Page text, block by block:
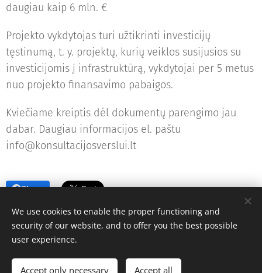
daugiau kaip 6 mln. €
Projekto vykdytojas turi užtikrinti investicijų
tęstinumą, t. y. projektų, kurių veiklos susijusios su
investicijomis į infrastruktūrą, vykdytojai per 5 metus
nuo projekto finansavimo pabaigos.
Kviečiame kreiptis dėl dokumentų parengimo jau
dabar. Daugiau informacijos el. paštu
info@konsultacijosverslui.lt
Share
© 2010 UAB "Konsultacijos verslui" | Visos teisės saugomos
We use cookies to enable the proper functioning and
security of our website, and to offer you the best possible
user experience.
Accept only necessary Accept all